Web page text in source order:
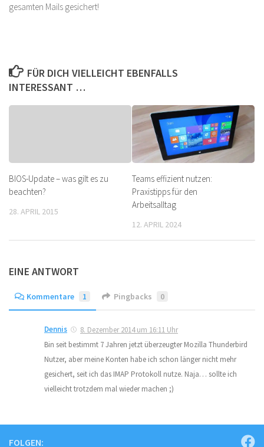
gesamten Mails gesichert!
FÜR DICH VIELLEICHT EBENFALLS
INTERESSANT …
BIOS-Update – was gilt es zu
beachten?
28. APRIL 2015
Teams effizient nutzen:
Praxistipps für den
Arbeitsalltag
12. APRIL 2024
EINE ANTWORT
Kommentare 1 Pingbacks 0
Dennis
8. Dezember 2014 um 16:11 Uhr
Bin seit bestimmt 7 Jahren jetzt überzeugter Mozilla Thunderbird
Nutzer, aber meine Konten habe ich schon länger nicht mehr
gesichert, seit ich das IMAP Protokoll nutze. Naja… sollte ich
vielleicht trotzdem mal wieder machen ;)
FOLGEN: